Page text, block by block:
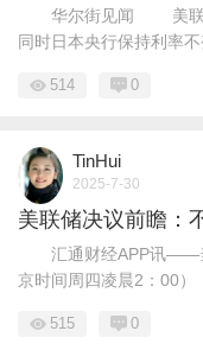
华尔街见闻 美联储
同时日本央行保持利率不
514 0
TinHui
2025-7-30
美联储决议前瞻：
汇通财经APP讯——当
京时间周四凌晨2：00）
515 0